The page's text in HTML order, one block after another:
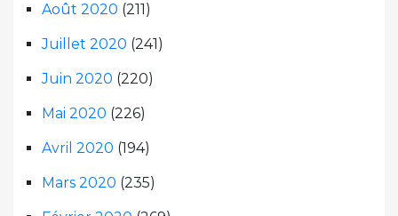
Août 2020 (211)
Juillet 2020 (241)
Juin 2020 (220)
Mai 2020 (226)
Avril 2020 (194)
Mars 2020 (235)